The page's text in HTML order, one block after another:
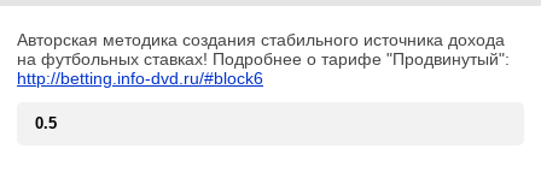
Авторская методика создания стабильного источника дохода
на футбольных ставках! Подробнее о тарифе "Продвинутый":
http://betting.info-dvd.ru/#block6
0.5